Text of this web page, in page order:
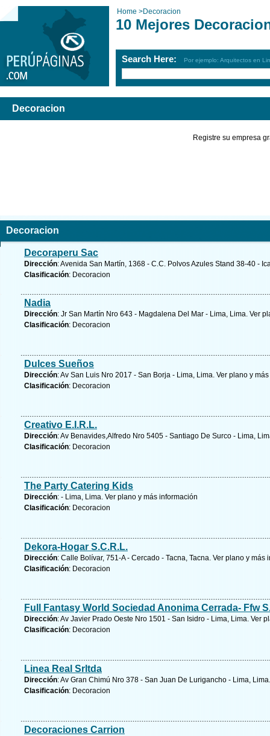
Home >Decoracion
10 Mejores
Search Here: Por ejemplo: Arquitectos en
Decoracion
Registre su empresa
Decoracion
Decoraperu Sac
Dirección: Avenida San Martín, 1368 - C.C. Polvos Azules Stand 38-40 -
Clasificación: Decoracion
Nadia
Dirección: Jr San Martín Nro 643 - Magdalena Del Mar - Lima, Lima. Ver
Clasificación: Decoracion
Dulces Sueños
Dirección: Av San Luis Nro 2017 - San Borja - Lima, Lima. Ver plano y
Clasificación: Decoracion
Creativo E.I.R.L.
Dirección: Av Benavides,Alfredo Nro 5405 - Santiago De Surco - Lima,
Clasificación: Decoracion
The Party Catering Kids
Dirección: - Lima, Lima. Ver plano y más información
Clasificación: Decoracion
Dekora-Hogar S.C.R.L.
Dirección: Calle Bolívar, 751-A - Cercado - Tacna, Tacna. Ver plano y más
Clasificación: Decoracion
Full Fantasy World Sociedad Anonima Cerrada- Ffw
Dirección: Av Javier Prado Oeste Nro 1501 - San Isidro - Lima, Lima. Ver
Clasificación: Decoracion
Linea Real Srltda
Dirección: Av Gran Chimú Nro 378 - San Juan De Lurigancho - Lima,
Clasificación: Decoracion
Decoraciones Carrion